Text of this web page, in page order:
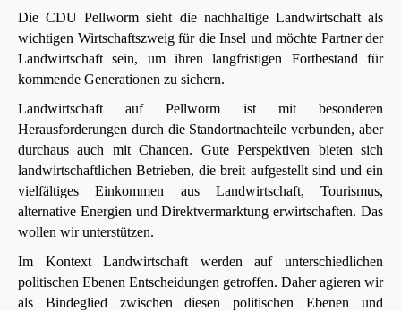
Die CDU Pellworm sieht die nachhaltige Landwirtschaft als
wichtigen Wirtschaftszweig für die Insel und möchte Partner der
Landwirtschaft sein, um ihren langfristigen Fortbestand für
kommende Generationen zu sichern.
Landwirtschaft auf Pellworm ist mit besonderen
Herausforderungen durch die Standortnachteile verbunden, aber
durchaus auch mit Chancen. Gute Perspektiven bieten sich
landwirtschaftlichen Betrieben, die breit aufgestellt sind und ein
vielfältiges Einkommen aus Landwirtschaft, Tourismus,
alternative Energien und Direktvermarktung erwirtschaften. Das
wollen wir unterstützen.
Im Kontext Landwirtschaft werden auf unterschiedlichen
politischen Ebenen Entscheidungen getroffen. Daher agieren wir
als Bindeglied zwischen diesen politischen Ebenen und